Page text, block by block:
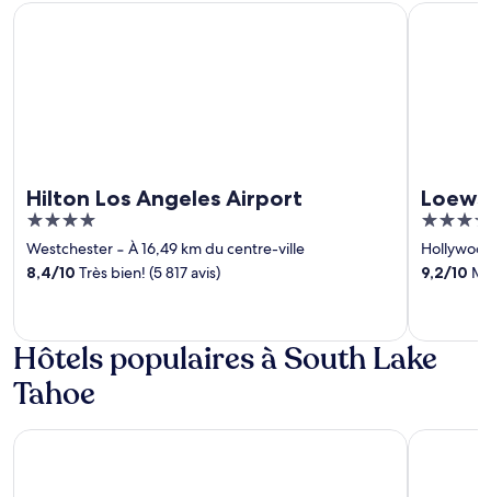
Hilton Los Angeles Airport
4
out
of
Westchester ‐ À 16,49 km du centre-ville
8,4/10 Très bien! (5 817 avis)
Hilton Los Angeles Airport
4
out
of
9,2/10
Loews
Hôtels populaires à South Lake
Tahoe
Margaritaville Resort Lake Tahoe 3 Peaks